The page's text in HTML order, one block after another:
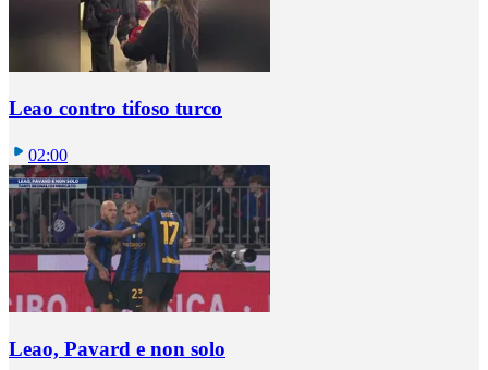
Leao contro tifoso turco
02:00
Leao, Pavard e non solo